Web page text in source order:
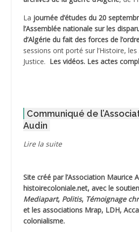
ADJAOUT
ADNI Mohamed Akli
ADOUL Arab *
AGOULMINE
AHLOUCHE Mabrouk *
AIBLIED Ahmed
La journée d’études du 20
l’Assemblée nationale sur les
d’Algérie du fait des forces de
sessions ont porté sur l’Histoire,
Justice. Les vidéos. Les actes
Communiqué de
Audin
Lire la suite
Site créé par l’Association Maurice
histoirecoloniale.net, avec le soutien
Mediapart, Politis, Témoignage
et les associations Mrap, LDH,
colonialisme.